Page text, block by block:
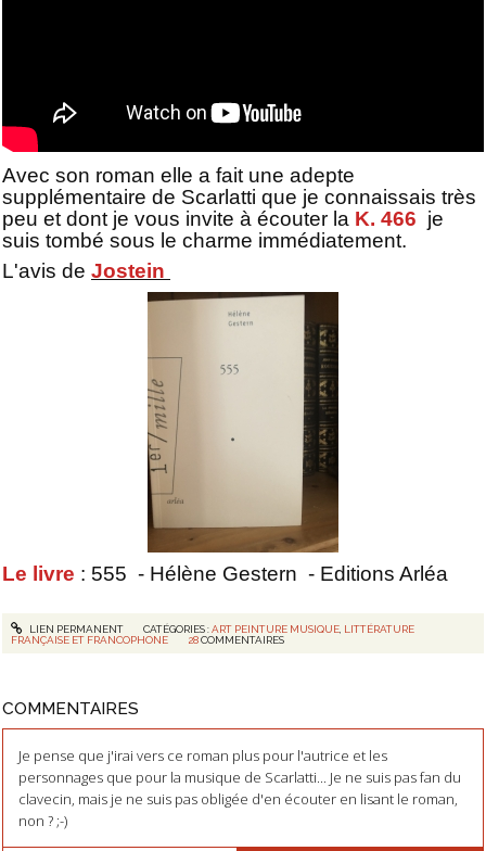
Avec son roman elle a fait une adepte
supplémentaire de Scarlatti que je connaissais très
peu et dont je vous invite à écouter la K. 466 je
suis tombé sous le charme immédiatement.
L'avis de Jostein
Le livre : 555 - Hélène Gestern - Editions Arléa
LIEN PERMANENT CATÉGORIES :ART PEINTURE MUSIQUE, LITTÉRATURE
FRANÇAISE ET FRANCOPHONE
28 COMMENTAIRES
COMMENTAIRES
Je pense que j'irai vers ce roman plus pour l'autrice et les
personnages que pour la musique de Scarlatti... Je ne suis pas fan du
clavecin, mais je ne suis pas obligée d'en écouter en lisant le roman,
non ? ;-)